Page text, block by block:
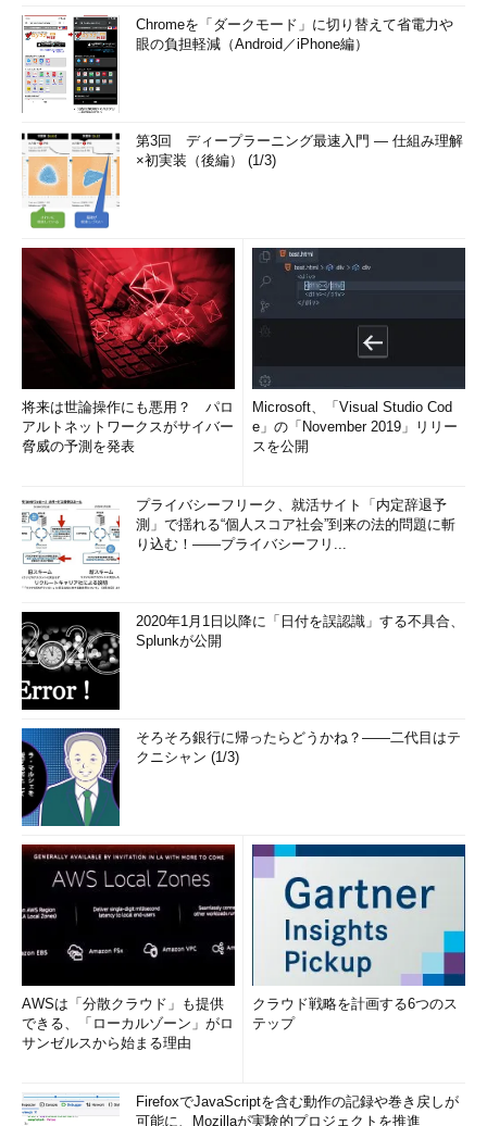
Chromeを「ダークモード」に切り替えて省電力や
眼の負担軽減（Android／iPhone編）
第3回 ディープラーニング最速入門 ― 仕組み理解
×初実装（後編） (1/3)
将来は世論操作にも悪用？ パロ
アルトネットワークスがサイバー
脅威の予測を発表
Microsoft、「Visual Studio Cod
e」の「November 2019」リリー
スを公開
プライバシーフリーク、就活サイト「内定辞退予
測」で揺れる“個人スコア社会”到来の法的問題に斬
り込む！――プライバシーフリ...
2020年1月1日以降に「日付を誤認識」する不具合、
Splunkが公開
そろそろ銀行に帰ったらどうかね？――二代目はテ
クニシャン (1/3)
AWSは「分散クラウド」も提供
できる、「ローカルゾーン」がロ
サンゼルスから始まる理由
クラウド戦略を計画する6つのス
テップ
FirefoxでJavaScriptを含む動作の記録や巻き戻しが
可能に、Mozillaが実験的プロジェクトを推進